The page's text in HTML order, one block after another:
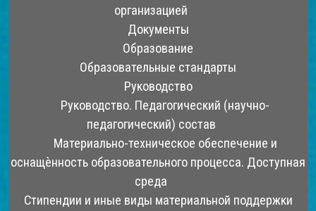
организацией
Документы
Образование
Образовательные стандарты
Руководство
Руководство. Педагогический (научно-
педагогический) состав
Материально-техническое обеспечение и
оснащѐнность образовательного процесса. Доступная
среда
Стипендии и иные виды материальной поддержки